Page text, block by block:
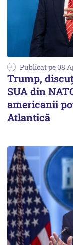
Publicat pe 08
Trump,
SUA din
americanii
Atlantică